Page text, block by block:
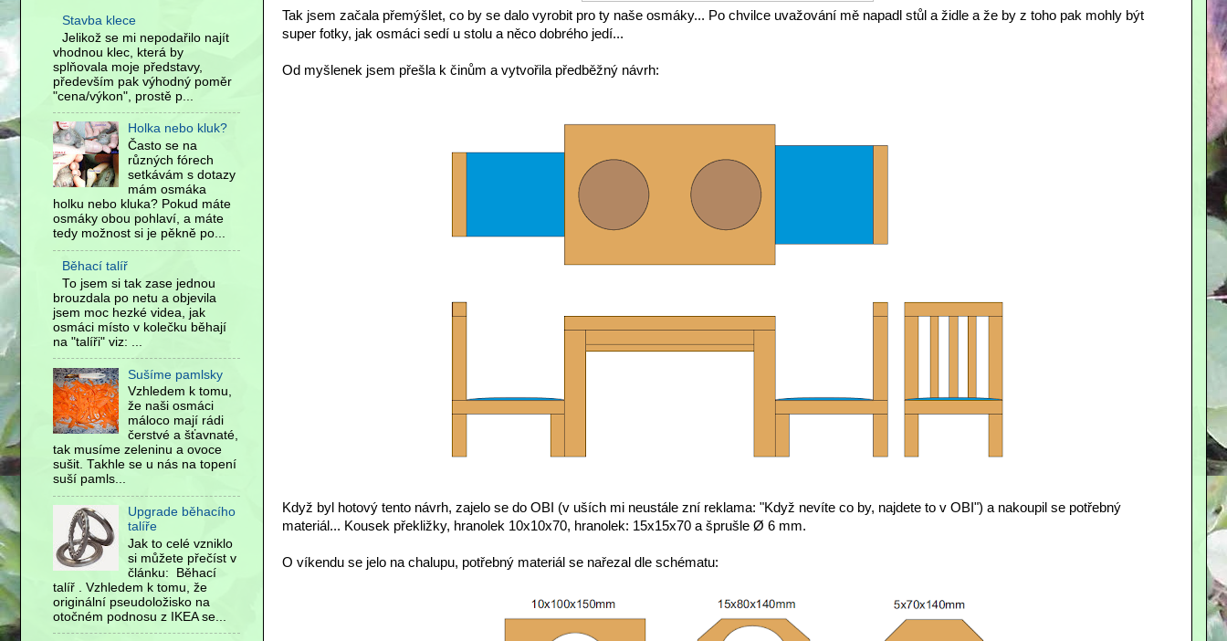
Tak jsem začala přemýšlet, co by se dalo vyrobit pro ty naše osmáky... Po chvilce uvažování mě napadl stůl a židle a že by z toho pak mohly být
super fotky, jak osmáci sedí u stolu a něco dobrého jedí...
Od myšlenek jsem přešla k činům a vytvořila předběžný návrh:
Když byl hotový tento návrh, zajelo se do OBI (v uších mi neustále zní reklama: "Když nevíte co by, najdete to v OBI") a nakoupil se potřebný
materiál... Kousek překližky, hranolek 10x10x70, hranolek: 15x15x70 a šprušle Ø 6 mm.
O víkendu se jelo na chalupu, potřebný materiál se nařezal dle schématu:
Stavba klece
Jelikož se mi nepodařilo najít
vhodnou klec, která by
splňovala moje představy,
především pak výhodný poměr
"cena/výkon", prostě p...
Holka nebo kluk?
Často se na
různých fórech
setkávám s dotazy
mám osmáka
holku nebo kluka? Pokud máte
osmáky obou pohlaví, a máte
tedy možnost si je pěkně po...
Běhací talíř
To jsem si tak zase jednou
brouzdala po netu a objevila
jsem moc hezké videa, jak
osmáci místo v kolečku běhají
na "talíři" viz: ...
Sušíme pamlsky
Vzhledem k tomu,
že naši osmáci
máloco mají rádi
čerstvé a šťavnaté,
tak musíme zeleninu a ovoce
sušit. Takhle se u nás na topení
suší pamls...
Upgrade běhacího
talíře
Jak to celé vzniklo
si můžete přečíst v
článku: Běhací
talíř . Vzhledem k tomu, že
originální pseudoložisko na
otočném podnosu z IKEA se...